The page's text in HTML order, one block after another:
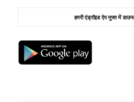
हमरी एंड्रॉइड ऐप मुफ्त में